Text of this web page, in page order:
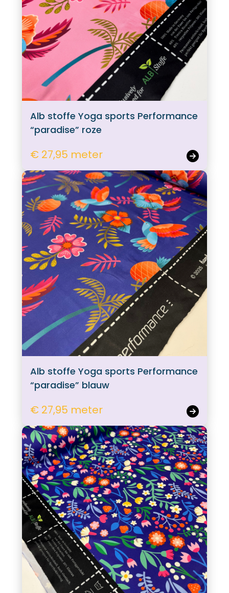
Alb stoffe Yoga sports Performance
“paradise” roze
€ 27,95 meter
Alb stoffe Yoga sports Performance
“paradise” blauw
€ 27,95 meter